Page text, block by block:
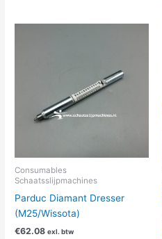
Consumables
Schaatsslijpmachines
Parduc Diamant Dresser
(M25/Wissota)
€62.08 exl. btw